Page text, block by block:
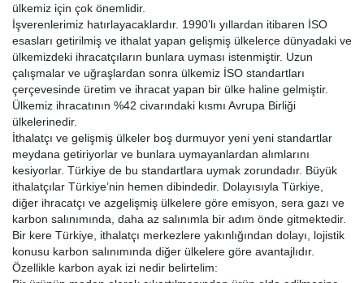
ülkemiz için çok önemlidir.
İşverenlerimiz hatırlayacaklardır. 1990’lı yıllardan itibaren İSO
esasları getirilmiş ve ithalat yapan gelişmiş ülkelerce dünyadaki ve
ülkemizdeki ihracatçıların bunlara uyması istenmiştir. Uzun
çalışmalar ve uğraşlardan sonra ülkemiz İSO standartları
çerçevesinde üretim ve ihracat yapan bir ülke haline gelmiştir.
Ülkemiz ihracatının %42 civarındaki kısmı Avrupa Birliği
ülkelerinedir.
İthalatçı ve gelişmiş ülkeler boş durmuyor yeni yeni standartlar
meydana getiriyorlar ve bunlara uymayanlardan alımlarını
kesiyorlar. Türkiye de bu standartlara uymak zorundadır. Büyük
ithalatçılar Türkiye’nin hemen dibindedir. Dolayısıyla Türkiye,
diğer ihracatçı ve azgelişmiş ülkelere göre emisyon, sera gazı ve
karbon salınımında, daha az salınımla bir adım önde gitmektedir.
Bir kere Türkiye, ithalatçı merkezlere yakınlığından dolayı, lojistik
konusu karbon salınımında diğer ülkelere göre avantajlıdır.
Özellikle karbon ayak izi nedir belirtelim: